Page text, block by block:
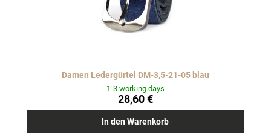
Damen Ledergürtel DM-3,5-21-05 blau
1-3 working days
28,60 €
In den Warenkorb